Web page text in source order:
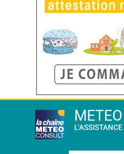
METEO
L'ASSISTANCE